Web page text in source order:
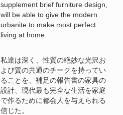
supplement brief furniture design,
will be able to give the modern
urbanite to make most perfect
living at home.
私達は深く、性質の絶妙な光沢お
よび質の共通のチークを持ってい
ることを、補足の報告書の家具の
設計、現代最も完全な生活を家庭
で作るために都会人を与えられる
信じた。